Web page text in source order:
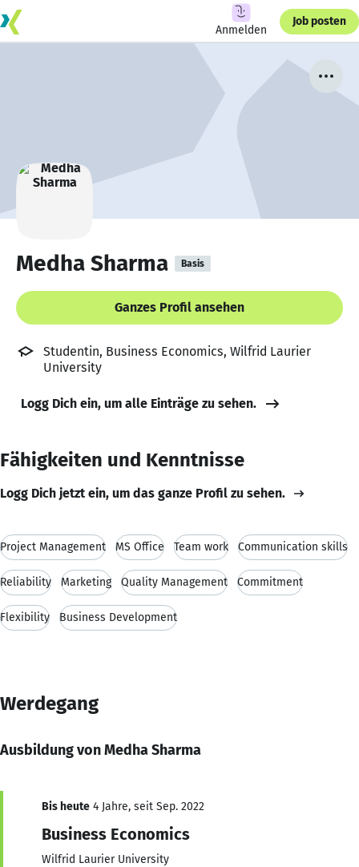
Anmelden
Job posten
Medha Sharma Basis
Ganzes Profil ansehen
Studentin, Business Economics, Wilfrid Laurier
University
Logg Dich ein, um alle Einträge zu sehen.
Fähigkeiten und Kenntnisse
Logg Dich jetzt ein, um das ganze Profil zu sehen.
Project Management MS Office Team work Communication skills
Reliability Marketing Quality Management Commitment
Flexibility Business Development
Werdegang
Ausbildung von Medha Sharma
Bis heute 4 Jahre, seit Sep. 2022
Business Economics
Wilfrid Laurier University